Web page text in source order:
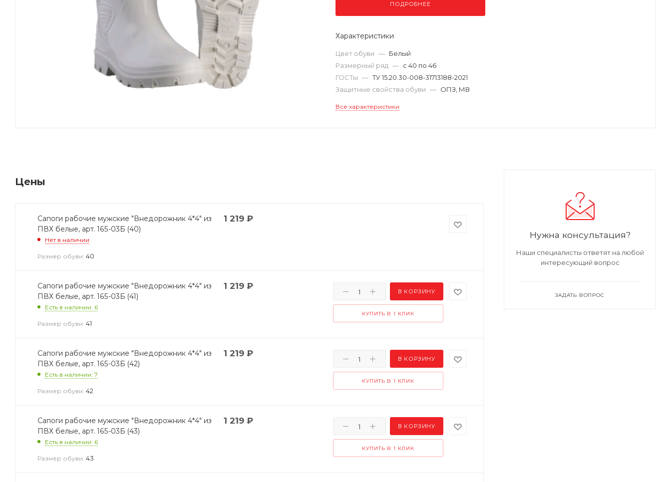
ПОДРОБНЕЕ
Характеристики
Цвет обуви — Белый
Размерный ряд — с 40 по 46
ГОСТы — ТУ 15.20.30-008-31713188-2021
Защитные свойства обуви — ОПЗ, МВ
Все характеристики
Цены
Сапоги рабочие мужские "Внедорожник 4*4" из
ПВХ белые, арт. 165-03Б (40)
Нет в наличии
Размер обуви: 40
1 219₽
Сапоги рабочие мужские "Внедорожник 4*4" из
ПВХ белые, арт. 165-03Б (41)
Есть в наличии: 6
Размер обуви: 41
1 219₽
В КОРЗИНУ
КУПИТЬ В 1 КЛИК
Сапоги рабочие мужские "Внедорожник 4*4" из
ПВХ белые, арт. 165-03Б (42)
Есть в наличии: 7
Размер обуви: 42
1 219₽
В КОРЗИНУ
КУПИТЬ В 1 КЛИК
Сапоги рабочие мужские "Внедорожник 4*4" из
ПВХ белые, арт. 165-03Б (43)
Есть в наличии: 6
Размер обуви: 43
1 219₽
В КОРЗИНУ
КУПИТЬ В 1 КЛИК
Нужна консультация?
Наши специалисты ответят на любой
интересующий вопрос
ЗАДАТЬ ВОПРОС